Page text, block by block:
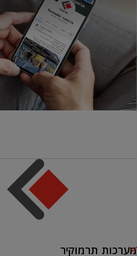
מערכות תרמוקיר